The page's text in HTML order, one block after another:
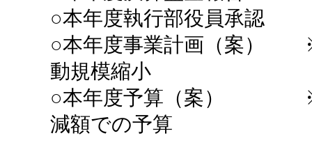
○本年度執行部役員承認
○本年度事業計画（案）
動規模縮小
○本年度予算（案） ※
減額での予算